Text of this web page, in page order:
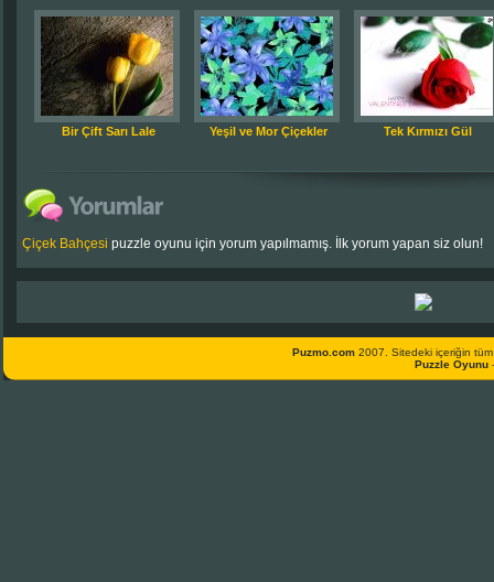
Bir Çift Sarı Lale Yeşil ve Mor Çiçekler Tek Kırmızı Gül
Çiçek Bahçesi puzzle oyunu için yorum yapılmamış. İlk yorum yapan siz olun!
Puzmo.com2007. Sitedeki içeriğin tüm
Puzzle Oyunu